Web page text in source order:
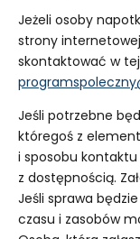
Jeżeli osoby
strony internetowej
skontaktować w
Jeśli potrzebne
któregoś z
i sposobu
z dostępnością.
Jeśli sprawa
czasu i zasobów